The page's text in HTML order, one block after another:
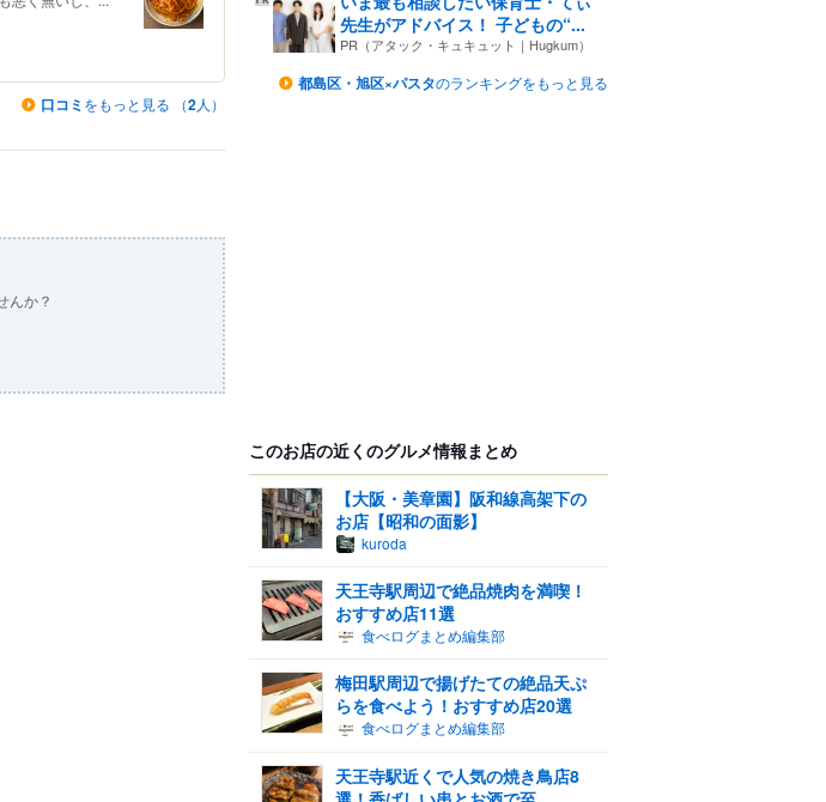
口コミ をもっと見る （2人）
んか？
先生がアドバイス！ 子どもの“...
PR（アタック・キュキュット｜Hugkum）
都島区・旭区×パスタのランキングをもっと見る
このお店の近くのグルメ情報まとめ
【大阪・美章園】阪和線高架下の
お店【昭和の面影】
kuroda
天王寺駅周辺で絶品焼肉を満喫！
おすすめ店11選
食べログまとめ編集部
梅田駅周辺で揚げたての絶品天ぷ
らを食べよう！おすすめ店20選
食べログまとめ編集部
天王寺駅近くで人気の焼き鳥店8